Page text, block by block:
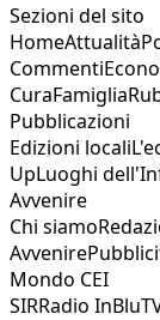
Sezioni del sito
HomeAttualità
Commenti
CuraFamiglia
Pubblicazioni
Edizioni locali
UpLuoghi
Avvenire
Chi siamo
Avvenire
Mondo CEI
SIRRadio InBlu